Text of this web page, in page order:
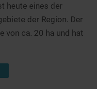
heute eines der
der Region. Der
von ca. 20 ha und hat